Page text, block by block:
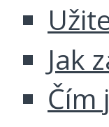
Jak
Čím